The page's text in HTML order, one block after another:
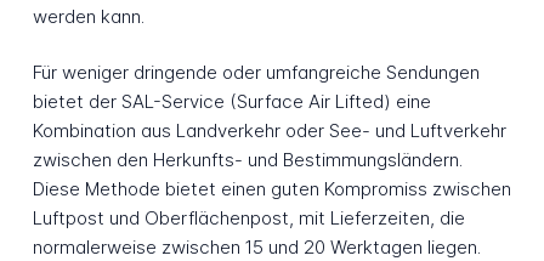
werden kann.
Für weniger dringende oder umfangreiche Sendungen
bietet der SAL-Service (Surface Air Lifted) eine
Kombination aus Landverkehr oder See- und Luftverkehr
zwischen den Herkunfts- und Bestimmungsländern.
Diese Methode bietet einen guten Kompromiss zwischen
Luftpost und Oberflächenpost, mit Lieferzeiten, die
normalerweise zwischen 15 und 20 Werktagen liegen.